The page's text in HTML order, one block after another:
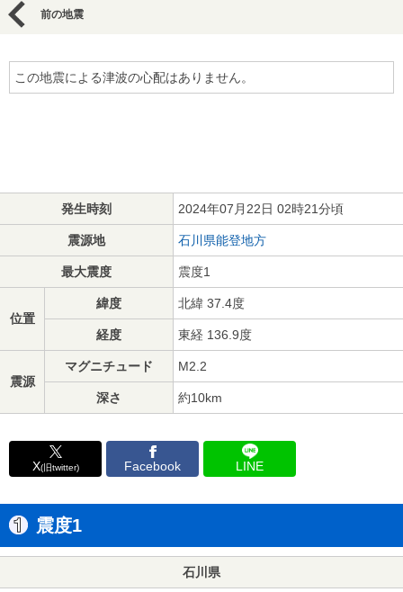
前の地震
この地震による津波の心配はありません。
発生時刻 2024年07月22日 02時21分頃
震源地 石川県能登地方
最大震度 震度1
位置
緯度 北緯 37.4度
経度 東経 136.9度
震源
マグニチュード M2.2
深さ 約10km
X(旧twitter) Facebook LINE
震度1
石川県